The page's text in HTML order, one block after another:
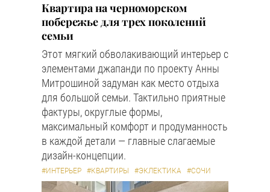
Квартира на черноморском
побережье для трех поколений
семьи
Этот мягкий обволакивающий интерьер с
элементами джапанди по проекту Анны
Митрошиной задуман как место отдыха
для большой семьи. Тактильно приятные
фактуры, округлые формы,
максимальный комфорт и продуманность
в каждой детали — главные слагаемые
дизайн-концепции.
#ИНТЕРЬЕР #КВАРТИРЫ #ЭКЛЕКТИКА #СОЧИ